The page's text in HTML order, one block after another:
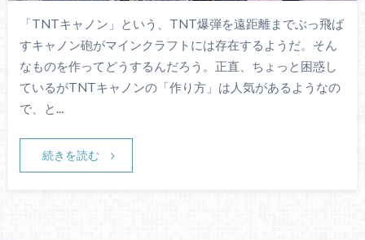
「TNTキャノン」という、TNT爆弾を遠距離までぶっ飛ば
すキャノン砲がマインクラフトには存在するようだ。そん
なものを作ってどうするんだろう。正直、ちょっと困惑し
ているがTNTキャノンの「作り方」は人気があるようなの
で、と...
続きを読む